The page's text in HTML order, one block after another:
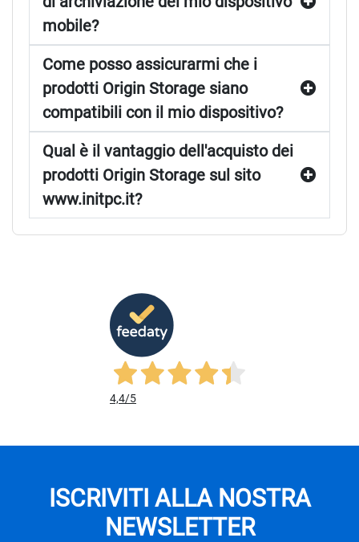
mobile?
Come posso assicurarmi che i
prodotti Origin Storage siano
compatibili con il mio dispositivo?
Qual è il vantaggio dell'acquisto dei
prodotti Origin Storage sul sito
www.initpc.it?
4,4/5
ISCRIVITI ALLA NOSTRA
NEWSLETTER